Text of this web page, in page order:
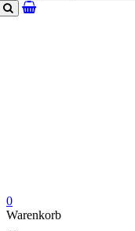
Suchen
0
Warenkorb